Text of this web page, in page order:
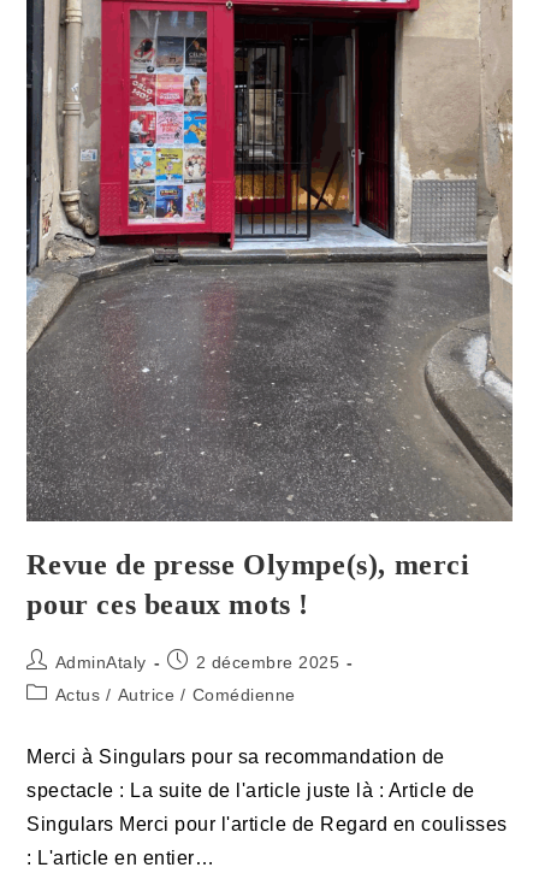
Revue de presse Olympe(s), merci
pour ces beaux mots !
Auteur/autrice
de
AdminAtaly
Publication
publiée :
2 décembre 2025
PostActus / Autrice / Comédienne
Merci à Singulars pour sa recommandation de
spectacle : La suite de l'article juste là : Article de
Singulars Merci pour l'article de Regard en coulisses
: L'article en entier…